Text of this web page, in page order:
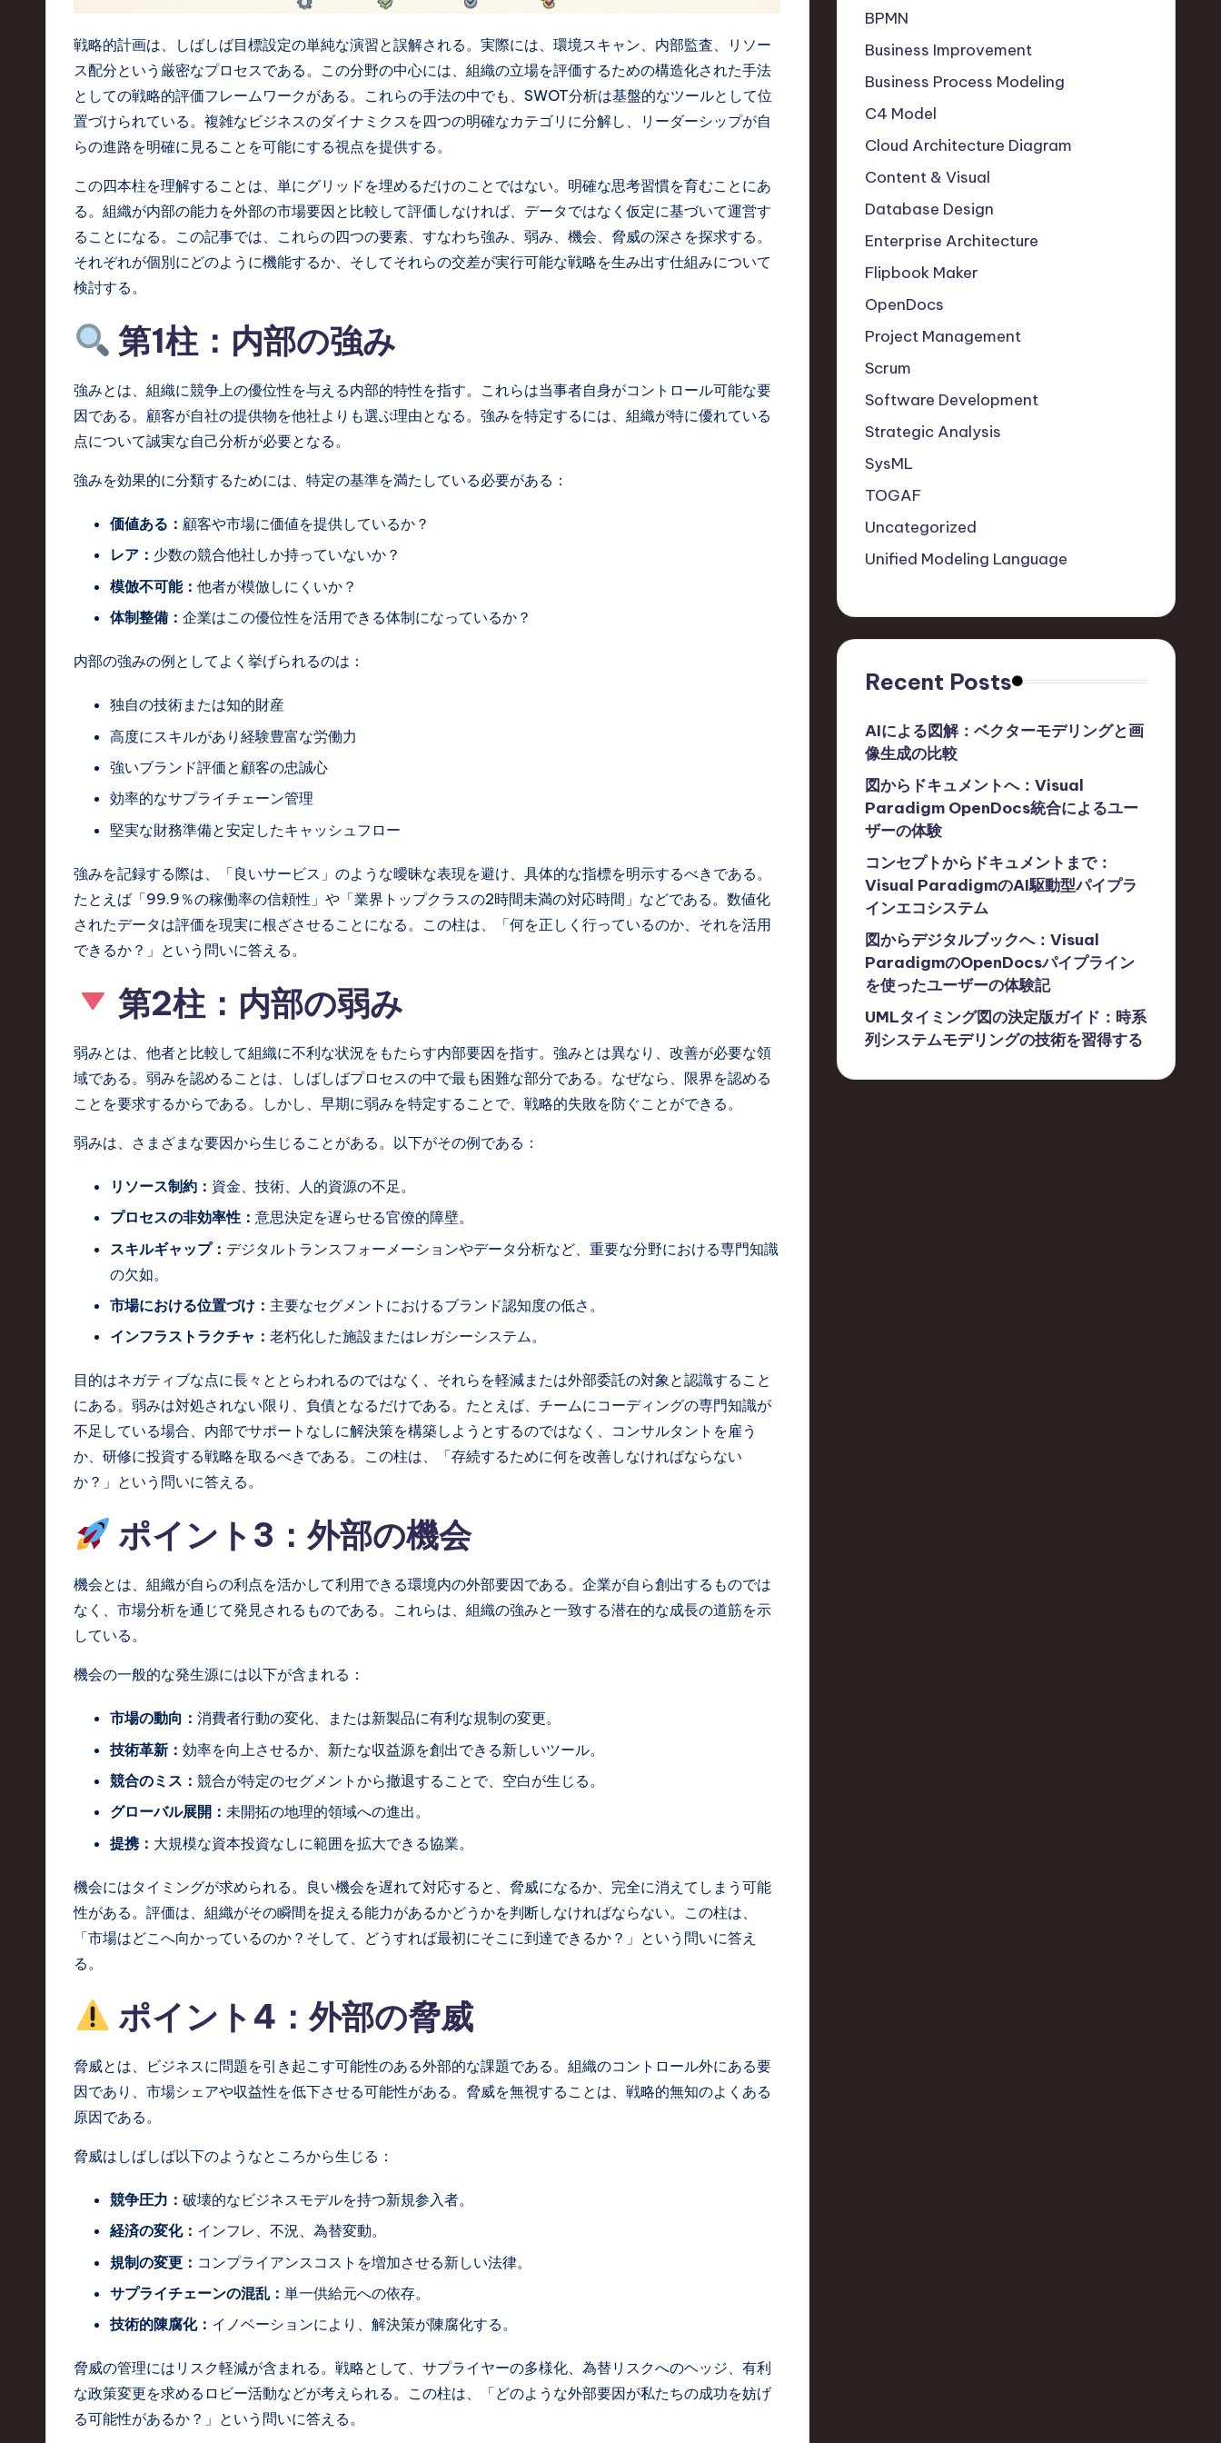
ft
w
戦略的計画は、しばしば目標設定の単純な演習と誤解される。実際には、環境スキャン、内部監査、リソー
ス配分という厳密なプロセスである。この分野の中心には、組織の立場を評価するための構造化された手法
としての戦略的評価フレームワークがある。これらの手法の中でも、SWOT分析は基盤的なツールとして位
置づけられている。複雑なビジネスのダイナミクスを四つの明確なカテゴリに分解し、リーダーシップが自
らの進路を明確に見ることを可能にする視点を提供する。
この四本柱を理解することは、単にグリッドを埋めるだけのことではない。明確な思考習慣を育むことにあ
る。組織が内部の能力を外部の市場要因と比較して評価しなければ、データではなく仮定に基づいて運営す
ることになる。この記事では、これらの四つの要素、すなわち強み、弱み、機会、脅威の深さを探求する。
それぞれが個別にどのように機能するか、そしてそれらの交差が実行可能な戦略を生み出す仕組みについて
検討する。
第1柱：内部の強み
強みとは、組織に競争上の優位性を与える内部的特性を指す。これらは当事者自身がコントロール可能な要
因である。顧客が自社の提供物を他社よりも選ぶ理由となる。強みを特定するには、組織が特に優れている
点について誠実な自己分析が必要となる。
強みを効果的に分類するためには、特定の基準を満たしている必要がある：
価値ある： 顧客や市場に価値を提供しているか？
レア： 少数の競合他社しか持っていないか？
模倣不可能： 他者が模倣しにくいか？
体制整備： 企業はこの優位性を活用できる体制になっているか？
内部の強みの例としてよく挙げられるのは：
独自の技術または知的財産
高度にスキルがあり経験豊富な労働力
強いブランド評価と顧客の忠誠心
効率的なサプライチェーン管理
堅実な財務準備と安定したキャッシュフロー
強みを記録する際は、「良いサービス」のような曖昧な表現を避け、具体的な指標を明示するべきである。
たとえば「99.9％の稼働率の信頼性」や「業界トップクラスの2時間未満の対応時間」などである。数値化
されたデータは評価を現実に根ざさせることになる。この柱は、「何を正しく行っているのか、それを活用
できるか？」という問いに答える。
第2柱：内部の弱み
弱みとは、他者と比較して組織に不利な状況をもたらす内部要因を指す。強みとは異なり、改善が必要な領
域である。弱みを認めることは、しばしばプロセスの中で最も困難な部分である。なぜなら、限界を認める
ことを要求するからである。しかし、早期に弱みを特定することで、戦略的失敗を防ぐことができる。
弱みは、さまざまな要因から生じることがある。以下がその例である：
リソース制約： 資金、技術、人的資源の不足。
プロセスの非効率性： 意思決定を遅らせる官僚的障壁。
スキルギャップ： デジタルトランスフォーメーションやデータ分析など、重要な分野における専門知識
の欠如。
市場における位置づけ： 主要なセグメントにおけるブランド認知度の低さ。
インフラストラクチャ： 老朽化した施設またはレガシーシステム。
目的はネガティブな点に長々ととらわれるのではなく、それらを軽減または外部委託の対象と認識すること
にある。弱みは対処されない限り、負債となるだけである。たとえば、チームにコーディングの専門知識が
不足している場合、内部でサポートなしに解決策を構築しようとするのではなく、コンサルタントを雇う
か、研修に投資する戦略を取るべきである。この柱は、「存続するために何を改善しなければならない
か？」という問いに答える。
ポイント3：外部の機会
機会とは、組織が自らの利点を活かして利用できる環境内の外部要因である。企業が自ら創出するものでは
なく、市場分析を通じて発見されるものである。これらは、組織の強みと一致する潜在的な成長の道筋を示
している。
機会の一般的な発生源には以下が含まれる：
市場の動向： 消費者行動の変化、または新製品に有利な規制の変更。
技術革新： 効率を向上させるか、新たな収益源を創出できる新しいツール。
競合のミス： 競合が特定のセグメントから撤退することで、空白が生じる。
グローバル展開： 未開拓の地理的領域への進出。
提携： 大規模な資本投資なしに範囲を拡大できる協業。
機会にはタイミングが求められる。良い機会を遅れて対応すると、脅威になるか、完全に消えてしまう可能
性がある。評価は、組織がその瞬間を捉える能力があるかどうかを判断しなければならない。この柱は、
「市場はどこへ向かっているのか？そして、どうすれば最初にそこに到達できるか？」という問いに答え
る。
ポイント4：外部の脅威
脅威とは、ビジネスに問題を引き起こす可能性のある外部的な課題である。組織のコントロール外にある要
因であり、市場シェアや収益性を低下させる可能性がある。脅威を無視することは、戦略的無知のよくある
原因である。
脅威はしばしば以下のようなところから生じる：
競争圧力： 破壊的なビジネスモデルを持つ新規参入者。
経済の変化： インフレ、不況、為替変動。
規制の変更： コンプライアンスコストを増加させる新しい法律。
サプライチェーンの混乱： 単一供給元への依存。
技術的陳腐化： イノベーションにより、解決策が陳腐化する。
脅威の管理にはリスク軽減が含まれる。戦略として、サプライヤーの多様化、為替リスクへのヘッジ、有利
な政策変更を求めるロビー活動などが考えられる。この柱は、「どのような外部要因が私たちの成功を妨げ
る可能性があるか？」という問いに答える。
BPMN
Business Improvement
Business Process Modeling
C4 Model
Cloud Architecture Diagram
Content & Visual
Database Design
Enterprise Architecture
Flipbook Maker
OpenDocs
Project Management
Scrum
Software Development
Strategic Analysis
SysML
TOGAF
Uncategorized
Unified Modeling Language
Recent Posts
AIによる図解：ベクターモデリングと画
像生成の比較
図からドキュメントへ：Visual
Paradigm OpenDocs統合によるユー
ザーの体験
コンセプトからドキュメントまで：
Visual ParadigmのAI駆動型パイプラ
インエコシステム
図からデジタルブックへ：Visual
ParadigmのOpenDocsパイプライン
を使ったユーザーの体験記
UMLタイミング図の決定版ガイド：時系
列システムモデリングの技術を習得する